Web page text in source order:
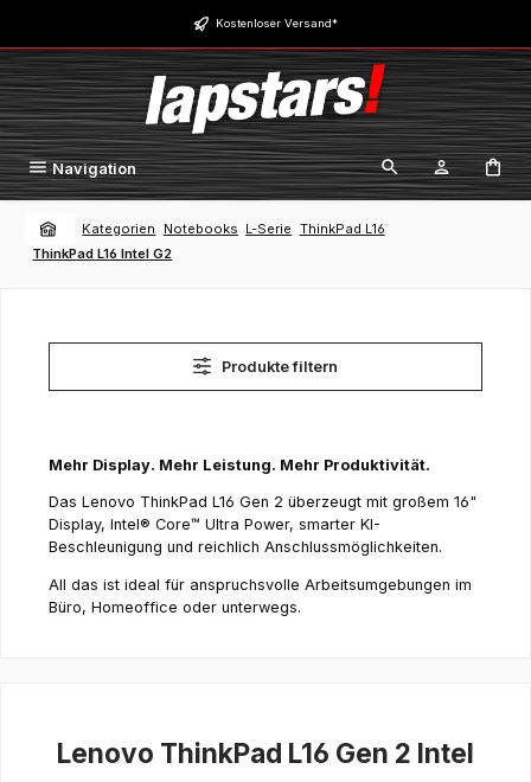
Zum Hauptinhalt springen Kostenloser Versand*
Navigation
Kategorien Notebooks L-Serie ThinkPad L16
ThinkPad L16 Intel G2
Produkte filtern
Mehr Display. Mehr Leistung. Mehr Produktivität.
Das Lenovo ThinkPad L16 Gen 2 überzeugt mit großem 16"
Display, Intel® Core™ Ultra Power, smarter KI-
Beschleunigung und reichlich Anschlussmöglichkeiten.
All das ist ideal für anspruchsvolle Arbeitsumgebungen im
Büro, Homeoffice oder unterwegs.
Lenovo ThinkPad L16 Gen 2 Intel